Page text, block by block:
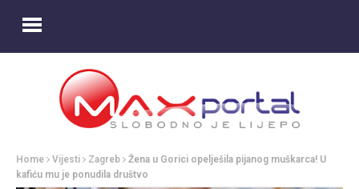
Home Vijesti Zagreb
Žena u Gorici opelješila pijanog muškarca! U
kafiću mu je ponudila društvo